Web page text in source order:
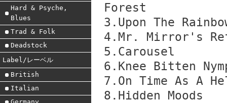
Hard & Psyche,
Blues
Trad & Folk
Deadstock
Label/レーベル
British
Italian
Forest
3.Upon The
4.Mr. Mirror's
5.Carousel
6.Knee Bitten
7.On Time As A
8.Hidden Moods